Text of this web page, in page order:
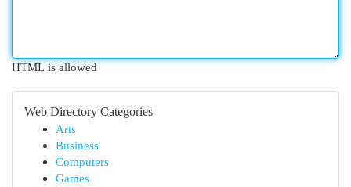
HTML is allowed
Web Directory Categories
Arts
Business
Computers
Games